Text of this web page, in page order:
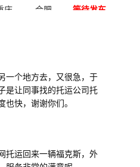
庆 合肥 等待发车
一个地方去，又很急，于
是让同事找的托运公司托
快，谢谢你们。
托运回来一辆福克斯，外